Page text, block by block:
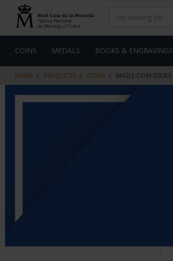
content
navigation
menu
COINS MEDALS BOOKS & ENGRAVINGS
HOME PRODUCTS COINS SINGLE-COIN ISSUES